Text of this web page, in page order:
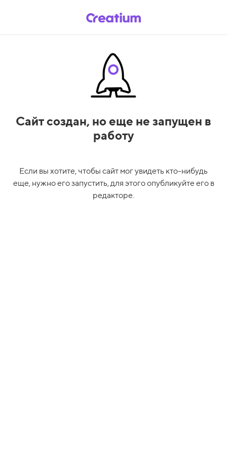
Сайт создан, но еще не запущен в
работу
Если вы хотите, чтобы сайт мог увидеть кто-нибудь
еще, нужно его запустить, для этого опубликуйте его в
редакторе.